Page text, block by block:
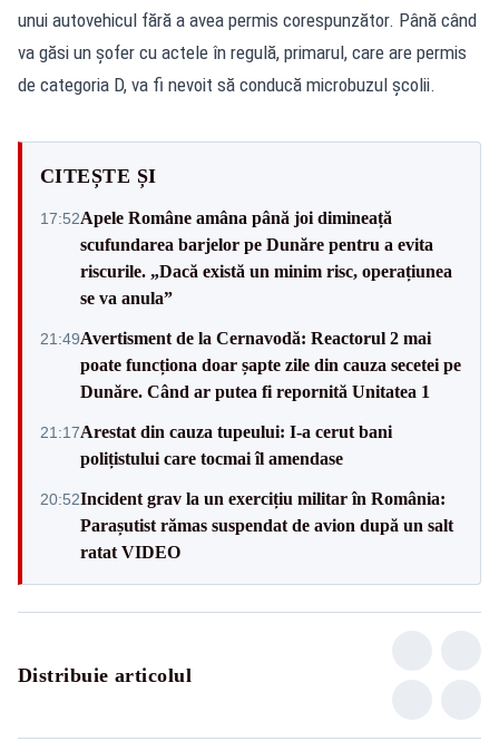
unui autovehicul fără a avea permis corespunzător. Până când
va găsi un şofer cu actele în regulă, primarul, care are permis
de categoria D, va fi nevoit să conducă microbuzul şcolii.
CITEȘTE ȘI
17:52Apele Române amâna până joi dimineață
scufundarea barjelor pe Dunăre pentru a evita
riscurile. „Dacă există un minim risc, operațiunea
se va anula”
21:49Avertisment de la Cernavodă: Reactorul 2 mai
poate funcționa doar șapte zile din cauza secetei pe
Dunăre. Când ar putea fi repornită Unitatea 1
21:17Arestat din cauza tupeului: I-a cerut bani
polițistului care tocmai îl amendase
20:52Incident grav la un exercițiu militar în România:
Parașutist rămas suspendat de avion după un salt
ratat VIDEO
Distribuie articolul